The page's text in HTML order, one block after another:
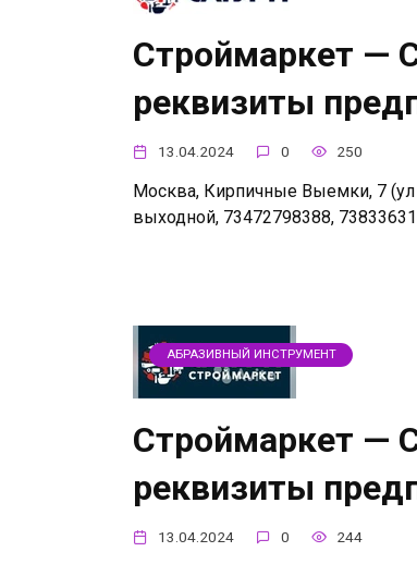
Строймаркет —
реквизиты
13.04.2024 0 250
Москва, Кирпичные Выемки, 7
выходной, 73472798388,
АБРАЗИВНЫЙ ИНСТРУМЕНТ
Строймаркет —
реквизиты
13.04.2024 0 244